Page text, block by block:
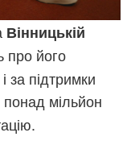
Вінницькій
про його
за підтримки
понад мільйон